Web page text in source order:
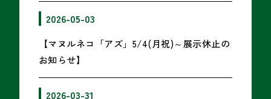
2026-05-03
【マヌルネコ「アズ」5/4(月祝)～展示休止の
お知らせ】
2026-03-31